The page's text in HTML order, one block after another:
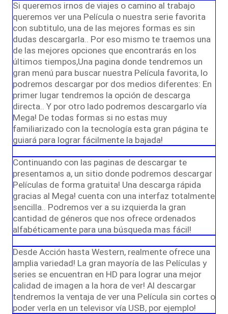
Si queremos irnos de viajes o camino al trabajo
queremos ver una Película o nuestra serie favorita
con subtitulo, una de las mejores formas es sin
dudas descargarla.. Por eso mismo te traemos una
de las mejores opciones que encontrarás en los
últimos tiempos,Una pagina donde tendremos un
gran menú para buscar nuestra Película favorita, lo
podremos descargar por dos medios diferentes: En
primer lugar tendremos la opción de descarga
directa.. Y por otro lado podremos descargarlo vía
Mega! De todas formas si no estas muy
familiarizado con la tecnología esta gran página te
guiará para lograr fácilmente la bajada!
Continuando con las paginas de descargar te
presentamos a, un sitio donde podremos descargar
Películas de forma gratuita! Una descarga rápida
gracias al Mega! cuenta con una interfaz totalmente
sencilla.. Podremos ver a su izquierda la gran
cantidad de géneros que nos ofrece ordenados
alfabéticamente para una búsqueda mas fácil!
Desde Acción hasta Western, realmente ofrece una
amplia variedad! La gran mayoría de las Películas y
series se encuentran en HD para lograr una mejor
calidad de imagen a la hora de ver! Al descargar
tendremos la ventaja de ver una Película sin cortes o
poder verla en un televisor vía USB, por ejemplo!